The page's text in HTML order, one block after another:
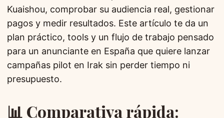
Kuaishou, comprobar su audiencia real, gestionar
pagos y medir resultados. Este artículo te da un
plan práctico, tools y un flujo de trabajo pensado
para un anunciante en España que quiere lanzar
campañas pilot en Irak sin perder tiempo ni
presupuesto.
📊 Comparativa rápida: